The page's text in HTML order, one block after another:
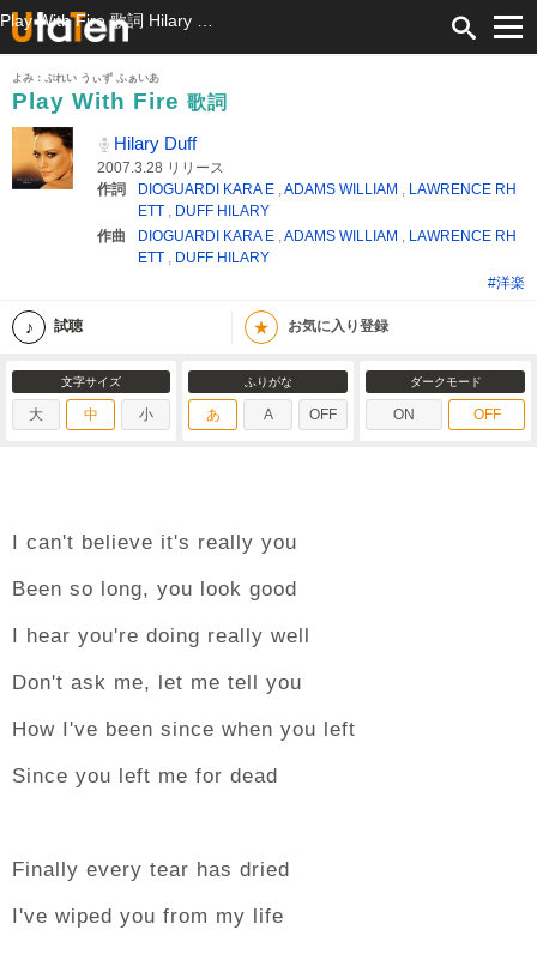
よみ：ぷれい うぃず ふぁいあ
Play With Fire 歌詞
Hilary Duff
2007.3.28 リリース
作詞
DIOGUARDI KARA E ,ADAMS WILLIAM , LAWRENCE RH
ETT , DUFF HILARY
作曲
DIOGUARDI KARA E ,ADAMS WILLIAM , LAWRENCE RH
ETT , DUFF HILARY
#洋楽
試聴 ★ お気に入り登録
文字サイズ
大 中 小
ふりがな
あ A OFF
ダークモード
ON OFF
I can't believe it's really you
Been so long, you look good
I hear you're doing really well
Don't ask me, let me tell you
How I've been since when you left
Since you left me for dead
Finally every tear has dried
I've wiped you from my life